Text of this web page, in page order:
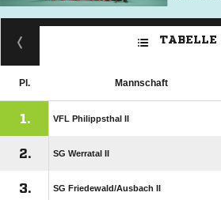
TABELLE
Pl. Mannschaft
1. VFL Philippsthal II
2. SG Werratal II
3. SG Friedewald/​Ausbach II